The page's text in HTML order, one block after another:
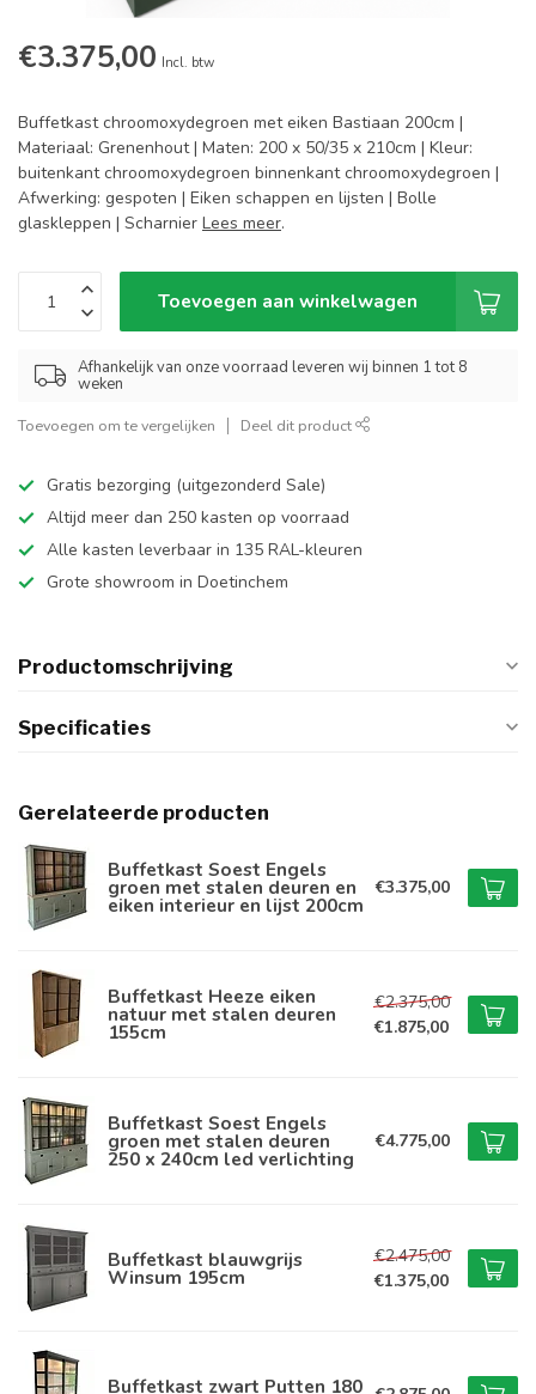
€3.375,00 Incl. btw
Buffetkast chroomoxydegroen met eiken Bastiaan 200cm |
Materiaal: Grenenhout | Maten: 200 x 50/35 x 210cm | Kleur:
buitenkant chroomoxydegroen binnenkant chroomoxydegroen |
Afwerking: gespoten | Eiken schappen en lijsten | Bolle
glaskleppen | Scharnier Lees meer.
Toevoegen aan winkelwagen
Afhankelijk van onze voorraad leveren wij binnen 1 tot 8
weken
Toevoegen om te vergelijken Deel dit product
Gratis bezorging (uitgezonderd Sale)
Altijd meer dan 250 kasten op voorraad
Alle kasten leverbaar in 135 RAL-kleuren
Grote showroom in Doetinchem
Productomschrijving
Specificaties
Gerelateerde producten
Buffetkast Soest Engels
groen met stalen deuren en
eiken interieur en lijst 200cm
€3.375,00
Buffetkast Heeze eiken
natuur met stalen deuren
155cm
€2.375,00
€1.875,00
Buffetkast Soest Engels
groen met stalen deuren
250 x 240cm led verlichting
€4.775,00
Buffetkast blauwgrijs
Winsum 195cm
€2.475,00
€1.375,00
Buffetkast zwart Putten 180